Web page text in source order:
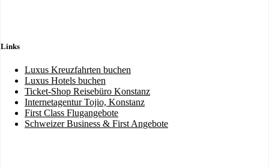
Links
Luxus Kreuzfahrten buchen
Luxus Hotels buchen
Ticket-Shop Reisebüro Konstanz
Internetagentur Tojio, Konstanz
First Class Flugangebote
Schweizer Business & First Angebote